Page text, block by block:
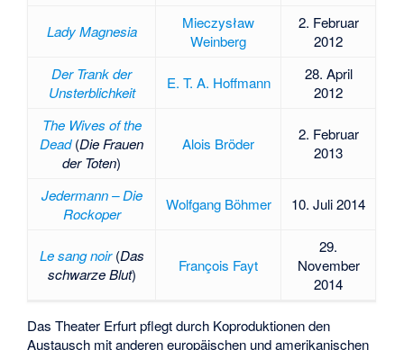
Lady Magnesia
Mieczysław
Weinberg
2. Februar
2012
Der Trank der
Unsterblichkeit
E. T. A. Hoffmann
28. April
2012
The Wives of the
Dead(Die Frauen
der Toten)
Alois Bröder
2. Februar
2013
Jedermann – Die
Rockoper
Wolfgang Böhmer 10. Juli 2014
Le sang noir(Das
schwarze Blut) François Fayt
29.
November
2014
Das Theater Erfurt pflegt durch Koproduktionen den
Austausch mit anderen europäischen und amerikanischen